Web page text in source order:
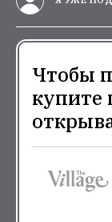
Чтобы
купите